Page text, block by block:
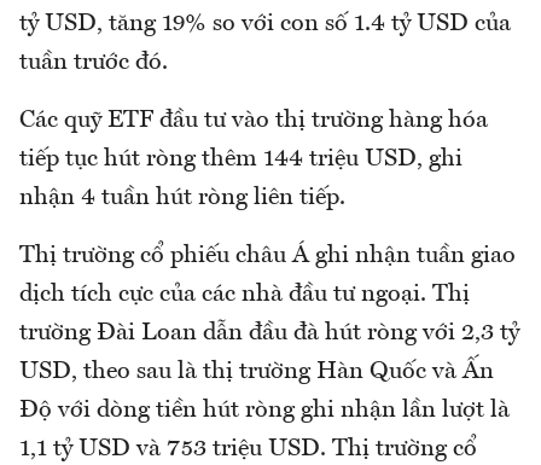
tỷ USD, tăng 19% so với con số 1.4 tỷ USD của
tuần trước đó.
Các quỹ ETF đầu tư vào thị trường hàng hóa
tiếp tục hút ròng thêm 144 triệu USD, ghi
nhận 4 tuần hút ròng liên tiếp.
Thị trường cổ phiếu châu Á ghi nhận tuần giao
dịch tích cực của các nhà đầu tư ngoại. Thị
trường Đài Loan dẫn đầu đà hút ròng với 2,3 tỷ
USD, theo sau là thị trường Hàn Quốc và Ấn
Độ với dòng tiền hút ròng ghi nhận lần lượt là
1,1 tỷ USD và 753 triệu USD. Thị trường cổ